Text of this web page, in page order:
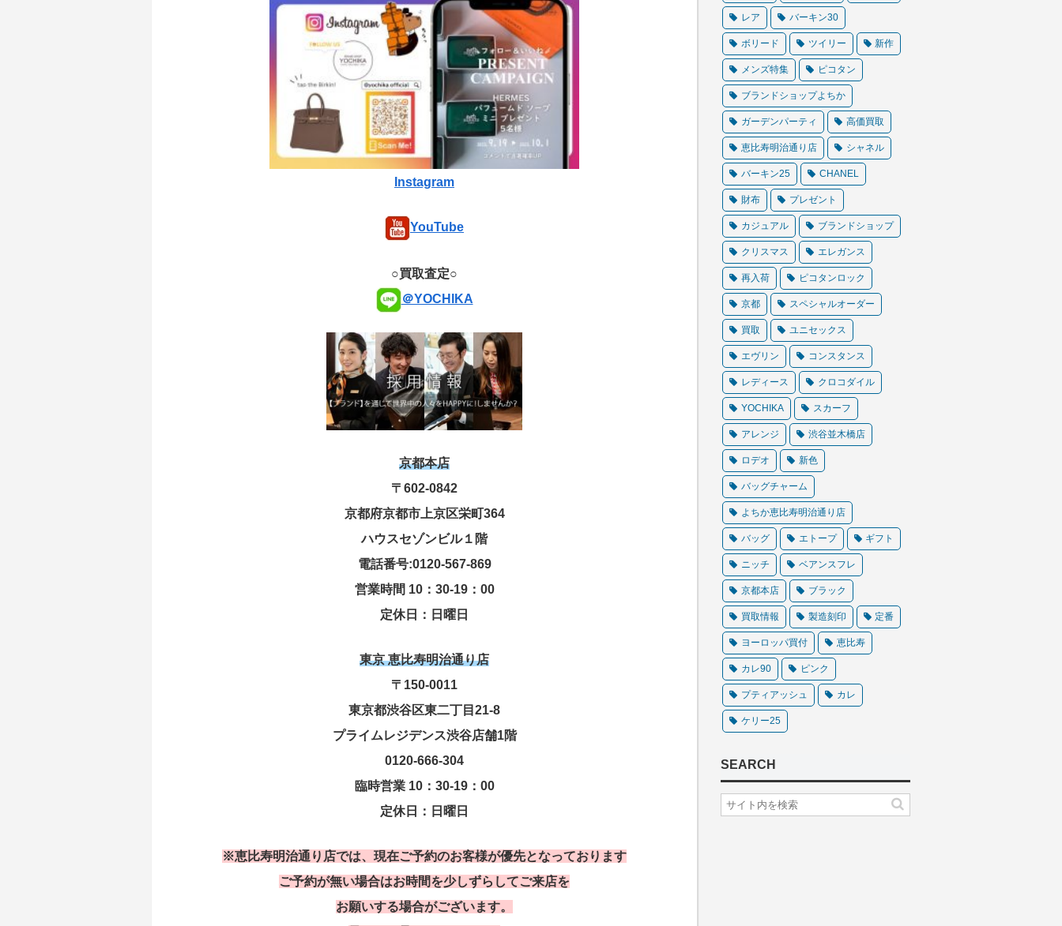
Instagram
YouTube
○買取査定○
＠YOCHIKA
京都本店
〒602-0842
京都府京都市上京区栄町364
ハウスセゾンビル１階
電話番号:0120-567-869
営業時間 10：30-19：00
定休日：日曜日
東京 恵比寿明治通り店
〒150-0011
東京都渋谷区東二丁目21-8
プライムレジデンス渋谷店舗1階
0120-666-304
臨時営業 10：30-19：00
定休日：日曜日
※恵比寿明治通り店では、現在ご予約のお客様が優先となっております
ご予約が無い場合はお時間を少しずらしてご来店を
お願いする場合がございます。
レア バーキン30
ボリード ツイリー 新作
メンズ特集 ピコタン
ブランドショップよちか
ガーデンパーティ 高価買取
恵比寿明治通り店 シャネル
バーキン25 CHANEL
財布 プレゼント
カジュアル ブランドショップ
クリスマス エレガンス
再入荷 ピコタンロック
京都 スペシャルオーダー
買取 ユニセックス
エヴリン コンスタンス
レディース クロコダイル
YOCHIKA スカーフ
アレンジ 渋谷並木橋店
ロデオ 新色
バッグチャーム
よちか恵比寿明治通り店
バッグ エトープ ギフト
ニッチ ベアンスフレ
京都本店 ブラック
買取情報 製造刻印 定番
ヨーロッパ買付 恵比寿
カレ90 ピンク
プティアッシュ カレ
ケリー25
SEARCH